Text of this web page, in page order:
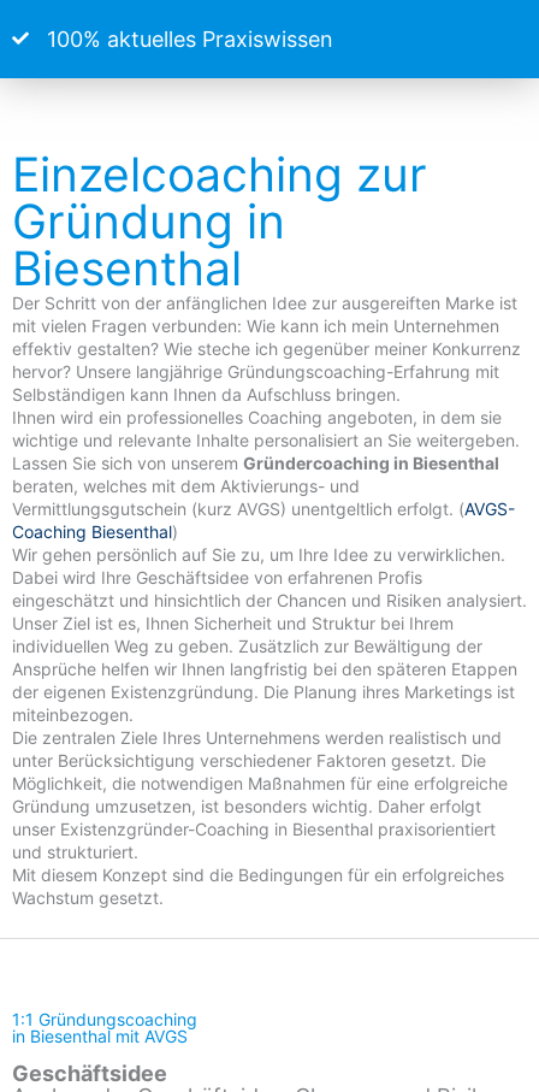
100% aktuelles Praxiswissen
Einzelcoaching zur
Gründung in
Biesenthal
Der Schritt von der anfänglichen Idee zur ausgereiften Marke ist
mit vielen Fragen verbunden: Wie kann ich mein Unternehmen
effektiv gestalten? Wie steche ich gegenüber meiner Konkurrenz
hervor? Unsere langjährige Gründungscoaching-Erfahrung mit
Selbständigen kann Ihnen da Aufschluss bringen.
Ihnen wird ein professionelles Coaching angeboten, in dem sie
wichtige und relevante Inhalte personalisiert an Sie weitergeben.
Lassen Sie sich von unserem Gründercoaching in Biesenthal
beraten, welches mit dem Aktivierungs- und
Vermittlungsgutschein (kurz AVGS) unentgeltlich erfolgt. (AVGS-
Coaching Biesenthal)
Wir gehen persönlich auf Sie zu, um Ihre Idee zu verwirklichen.
Dabei wird Ihre Geschäftsidee von erfahrenen Profis
eingeschätzt und hinsichtlich der Chancen und Risiken analysiert.
Unser Ziel ist es, Ihnen Sicherheit und Struktur bei Ihrem
individuellen Weg zu geben. Zusätzlich zur Bewältigung der
Ansprüche helfen wir Ihnen langfristig bei den späteren Etappen
der eigenen Existenzgründung. Die Planung ihres Marketings ist
miteinbezogen.
Die zentralen Ziele Ihres Unternehmens werden realistisch und
unter Berücksichtigung verschiedener Faktoren gesetzt. Die
Möglichkeit, die notwendigen Maßnahmen für eine erfolgreiche
Gründung umzusetzen, ist besonders wichtig. Daher erfolgt
unser Existenzgründer-Coaching in Biesenthal praxisorientiert
und strukturiert.
Mit diesem Konzept sind die Bedingungen für ein erfolgreiches
Wachstum gesetzt.
1:1 Gründungscoaching
in Biesenthal mit AVGS
Geschäftsidee